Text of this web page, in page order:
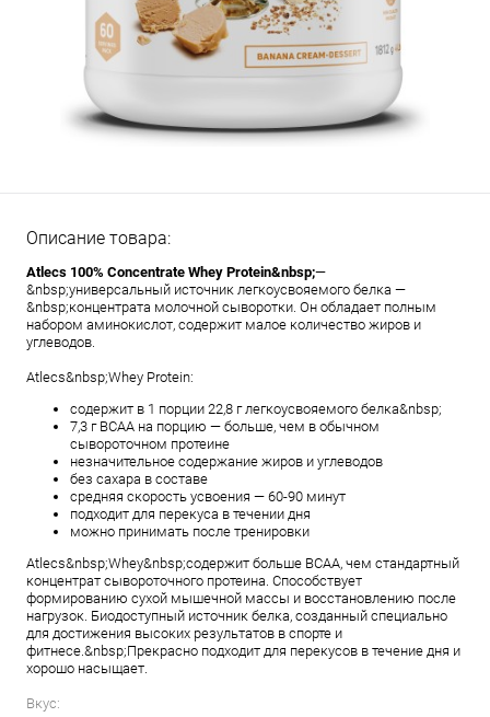
Описание товара:
Atlecs 100% Concentrate Whey Protein&nbsp;—
&nbsp;универсальный источник легкоусвояемого белка —
&nbsp;концентрата молочной сыворотки. Он обладает полным
набором аминокислот, содержит малое количество жиров и
углеводов.
Atlecs&nbsp;Whey Protein:
содержит в 1 порции 22,8 г легкоусвояемого белка&nbsp;
7,3 г BCAA на порцию — больше, чем в обычном
сывороточном протеине
незначительное содержание жиров и углеводов
без сахара в составе
средняя скорость усвоения — 60-90 минут
подходит для перекуса в течении дня
можно принимать после тренировки
Atlecs&nbsp;Whey&nbsp;содержит больше BCAA, чем стандартный
концентрат сывороточного протеина. Способствует
формированию сухой мышечной массы и восстановлению после
нагрузок. Биодоступный источник белка, созданный специально
для достижения высоких результатов в спорте и
фитнесе.&nbsp;Прекрасно подходит для перекусов в течение дня и
хорошо насыщает.
Вкус: